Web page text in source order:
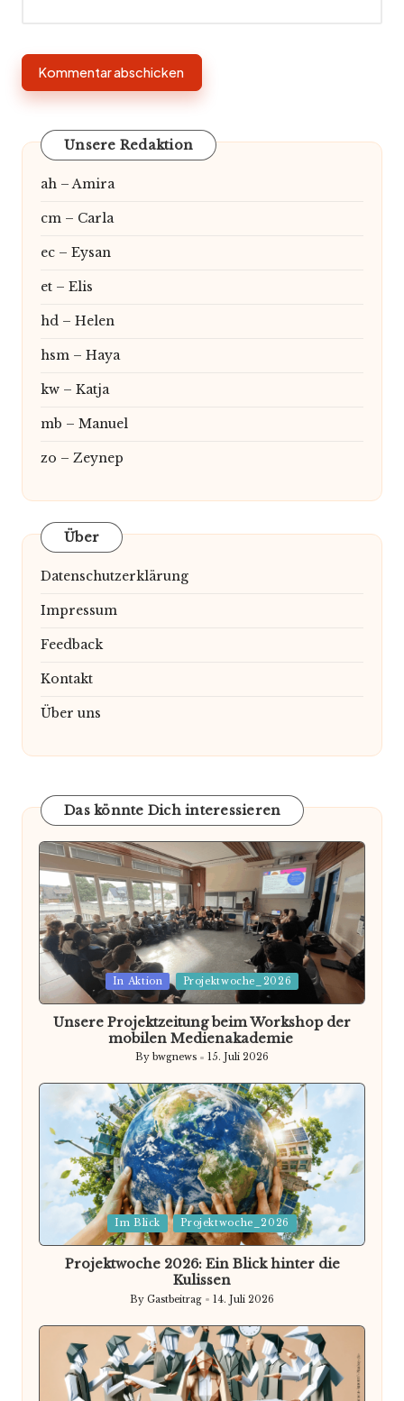
Unsere Redaktion
ah – Amira
cm – Carla
ec – Eysan
et – Elis
hd – Helen
hsm – Haya
kw – Katja
mb – Manuel
zo – Zeynep
Über
Datenschutzerklärung
Impressum
Feedback
Kontakt
Über uns
Das könnte Dich interessieren
Posted
In Aktion Projektwoche_2026
Unsere Projektzeitung beim Workshop der
mobilen Medienakademie
Posted
by
By bwgnews 15. Juli 2026
Posted
Im Blick Projektwoche_2026
Projektwoche 2026: Ein Blick hinter die
Kulissen
Posted
By Gastbeitrag 14. Juli 2026